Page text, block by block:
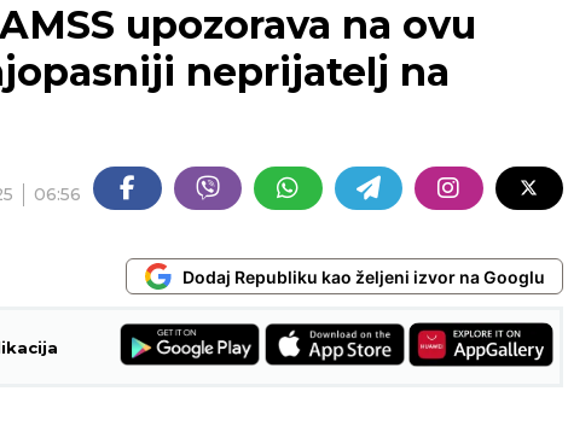
upozorava na ovu
neprijatelj na
06:56
Dodaj Republiku kao željeni izvor na Googlu